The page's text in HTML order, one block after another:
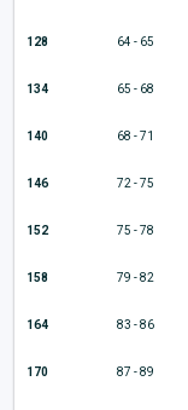
128 64 - 65
134 65 - 68
140 68 - 71
146 72 - 75
152 75 - 78
158 79 - 82
164 83 - 86
170 87 - 89